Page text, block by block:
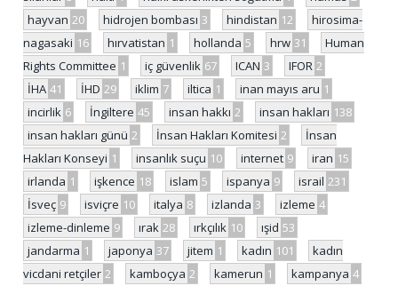
hayvan 20 hidrojen bombası 3 hindistan 12
hirosima-
nagasaki 16 hırvatistan 1 hollanda 5 hrw 31
Human
Rights Committee 1 iç güvenlik 67 ICAN 3 IFOR 2
İHA 41 İHD 29 iklim 7 iltica 1 inan mayıs aru 1
incirlik 6 İngiltere 45 insan hakkı 2 insan hakları 138
insan hakları günü 2 İnsan Hakları Komitesi 2
İnsan
Hakları Konseyi 1 insanlık suçu 10 internet 9 iran 15
irlanda 1 işkence 18 islam 5 ispanya 9 israil 231
İsveç 9 isviçre 10 italya 8 izlanda 3 izleme 4
izleme-dinleme 9 ırak 28 ırkçılık 10 ışid 53
jandarma 1 japonya 37 jitem 1 kadın 101
kadın
vicdani retçiler 2 kamboçya 2 kamerun 1 kampanya 4